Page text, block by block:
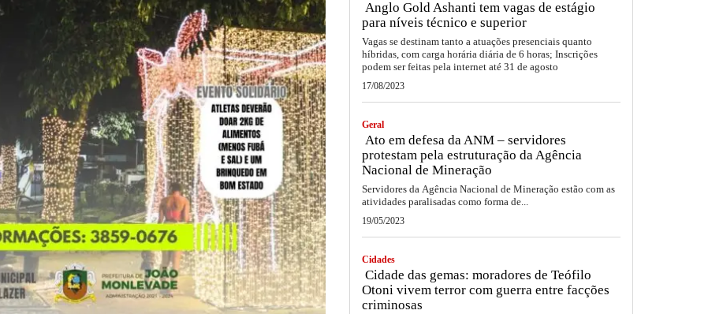
Anglo Gold Ashanti tem vagas de estágio
para níveis técnico e superior
Vagas se destinam tanto a atuações presenciais quanto
híbridas, com carga horária diária de 6 horas; Inscrições
podem ser feitas pela internet até 31 de agosto
17/08/2023
Geral
Ato em defesa da ANM – servidores
protestam pela estruturação da Agência
Nacional de Mineração
Servidores da Agência Nacional de Mineração estão com as
atividades paralisadas como forma de...
19/05/2023
Cidades
Cidade das gemas: moradores de Teófilo
Otoni vivem terror com guerra entre facções
criminosas